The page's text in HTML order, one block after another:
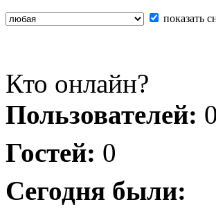
показать
Кто онлайн?
Пользователей: 0
Гостей: 0
Сегодня были: